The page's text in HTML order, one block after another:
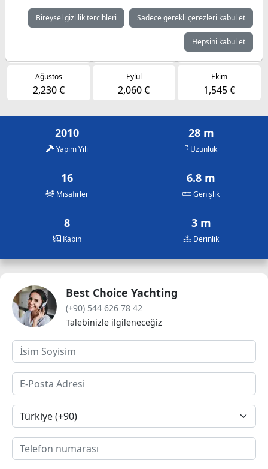
Müsaitlik durumuna göre günlük fiyatlar
Temmuz
2,230 €
Ağustos
2,230 €
Eylül
2,060 €
Ekim
1,545 €
2010
Yapım Yılı
28 m
Uzunluk
16
Misafirler
6.8 m
Genişlik
8
Kabin
3 m
Derinlik
Best Choice Yachting
(+90) 544 626 78 42
Talebinizle ilgileneceğiz
Bireysel gizlilik tercihleri Sadece gerekli çerezleri kabul et
Hepsini kabul et